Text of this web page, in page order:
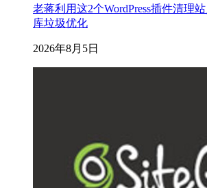
老蒋利用这2个WordPress插件清理
库垃圾优化
2026年8月5日